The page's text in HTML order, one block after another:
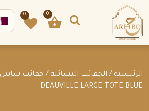
0
0
الرئيسية / الحقائب النسائية / حقائب شانيل
DEAUVILLE LARGE TOTE BLUE